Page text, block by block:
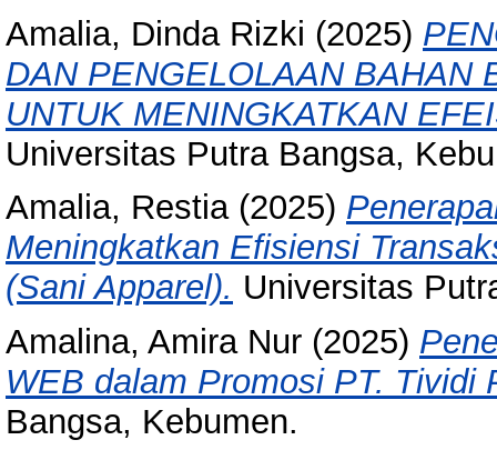
Amalia, Dinda Rizki (2025)
DAN PENGELOLAAN BAHAN
UNTUK MENINGKATKAN
Universitas Putra Bangsa,
Amalia, Restia(2025)
Meningkatkan Efisiensi
(Sani Apparel). Universitas
Amalina, Amira Nur (2025)
WEB dalam Promosi PT. Tividi
Bangsa, Kebumen.